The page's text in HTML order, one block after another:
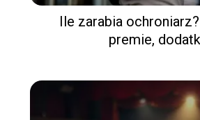
Ile zarabia
premie,